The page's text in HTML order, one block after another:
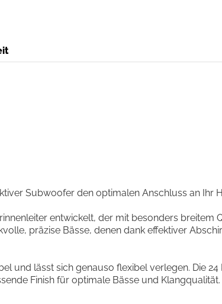
Subwoofer den optimalen Anschluss an Ihr
entwickelt, der mit besonders
präzise Bässe, denen dank effektiver
und lässt sich genauso flexibel verlegen. Die
Finish für optimale Bässe und Klangqualität.